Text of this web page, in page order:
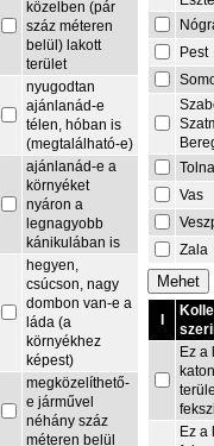
közelben (pár
száz méteren
belül) lakott
terület
nyugodtan
ajánlanád-e
télen, hóban is
(megtalálható-e)
ajánlanád-e a
környéket
nyáron a
legnagyobb
kánikulában is
hegyen,
csúcson, nagy
dombon van-e a
láda (a
környékhez
képest)
megközelíthető-
e járművel
néhány száz
méteren belül
Pest
Vas
Zala
I
Ez a
Ez a